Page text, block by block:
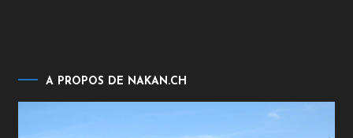
A PROPOS DE NAKAN.CH